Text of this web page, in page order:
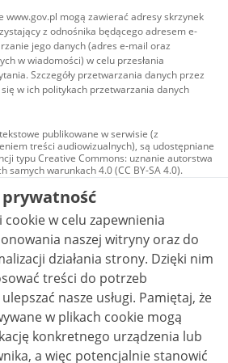
www.gov.pl mogą zawierać adresy skrzynek
z odnośnika będącego adresem e-
jego danych (adres e-mail oraz
w wiadomości) w celu przesłania
Szczegóły przetwarzania danych przez
w ich politykach przetwarzania danych
publikowane w serwisie (z
treści audiowizualnych), są udostępniane
typu Creative Commons: uznanie autorstwa
samych warunkach 4.0 (CC BY-SA 4.0).
audiowizualne, w tym zdjęcia, materiały
są udostępniane na licencji typu
Commons: uznanie autorstwa użycie
- bez utworów zależnych 4.0 (CC BY-
4.0), o ile nie jest to stwierdzone inaczej.
w celu zapewnienia
naszej witryny oraz do
działania strony. Dzięki nim
treści do potrzeb
nasze usługi. Pamiętaj, że
w plikach cookie mogą
konkretnego urządzenia lub
a więc potencjalnie stanowić